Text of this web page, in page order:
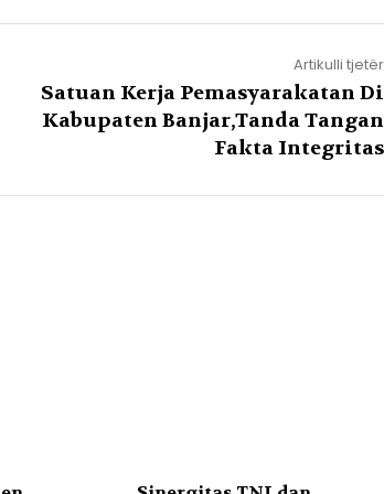
Artikulli tjetër
Satuan Kerja Pemasyarakatan Di
Kabupaten Banjar,Tanda Tangan
Fakta Integritas